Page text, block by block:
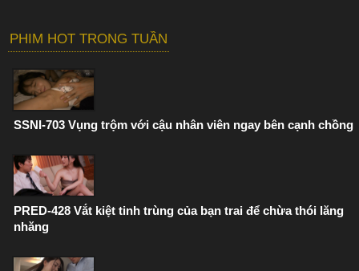
PHIM HOT TRONG TUẦN
SSNI-703 Vụng trộm với cậu nhân viên ngay bên cạnh chồng
PRED-428 Vắt kiệt tinh trùng của bạn trai để chừa thói lăng
nhăng